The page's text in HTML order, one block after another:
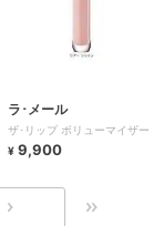
ラ･メール
ザ･リップ ボリューマイザー
¥ 9,900